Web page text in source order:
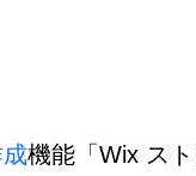
機能「Wix ス